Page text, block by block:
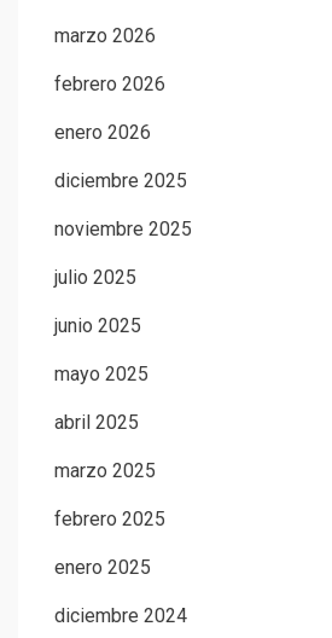
marzo 2026
febrero 2026
enero 2026
diciembre 2025
noviembre 2025
julio 2025
junio 2025
mayo 2025
abril 2025
marzo 2025
febrero 2025
enero 2025
diciembre 2024